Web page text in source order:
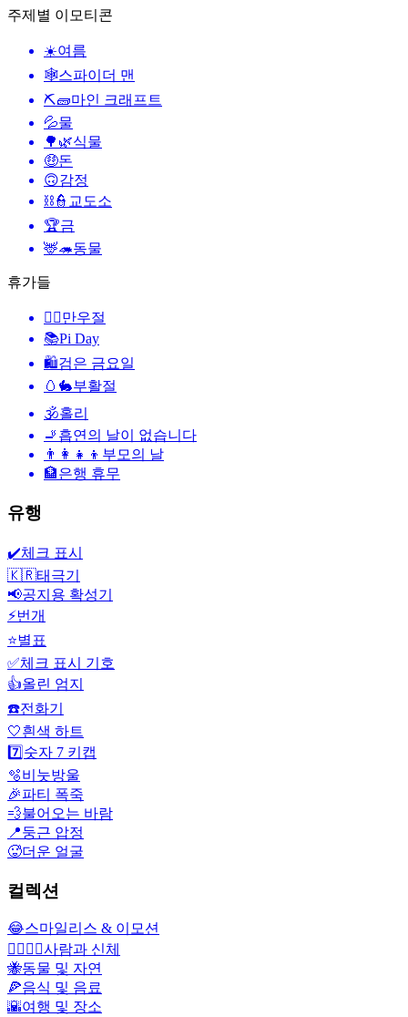
주제별 이모티콘
☀️여름
🕸️스파이더 맨
⛏🧱마인 크래프트
💦물
🌳🌿식물
🤑돈
🙃감정
⛓️👮 교도소
🏆금
🦌🦔동물
휴가들
🙆‍♂️만우절
📚Pi Day
🛍검은 금요일
🥚🐇부활절
🕉홀리
🚬 흡연의 날이 없습니다
👨‍👩‍👧‍👦 부모의 날
🏦은행 휴무
유행
✔️체크 표시
🇰🇷태극기
📢공지용 확성기
⚡번개
⭐별표
✅체크 표시 기호
👍올린 엄지
☎️전화기
🤍흰색 하트
7️⃣ 숫자 7 키캡
🫧비눗방울
🎉파티 폭죽
💨불어오는 바람
📍둥근 압정
🥵더운 얼굴
컬렉션
😂스마일리스 & 이모션
👩‍❤️‍💋‍👨사람과 신체
🐝동물 및 자연
🍕음식 및 음료
🌇여행 및 장소